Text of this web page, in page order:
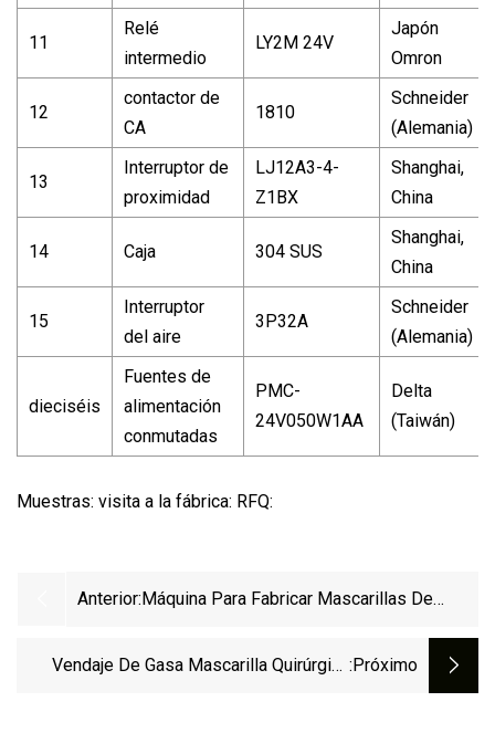
11
Relé
intermedio
LY2M 24V
Japón
Omron
12
contactor de
CA
1810
Schneider
(Alemania)
13
Interruptor de
proximidad
LJ12A3-4-
Z1BX
Shanghai,
China
14 Caja 304 SUS
Shanghai,
China
15
Interruptor
del aire
3P32A
Schneider
(Alemania)
dieciséis
Fuentes de
alimentación
conmutadas
PMC-
24V050W1AA
Delta
(Taiwán)
Muestras: visita a la fábrica: RFQ:
Anterior: Máquina Para Fabricar Mascarillas De
Médicas Planas (tipo Preciso)
Vendaje De Gasa Mascarilla Quirúrgica :próximo